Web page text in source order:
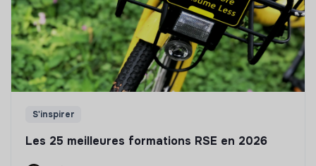
S'inspirer
Les 25 meilleures formations RSE en 2026